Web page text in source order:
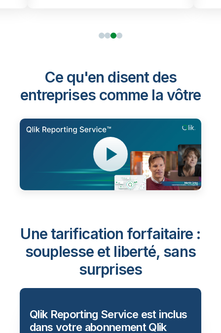
Ce qu'en disent des
entreprises comme la vôtre
Une tarification forfaitaire :
souplesse et liberté, sans
surprises
Qlik Reporting Service est inclus
dans votre abonnement Qlik